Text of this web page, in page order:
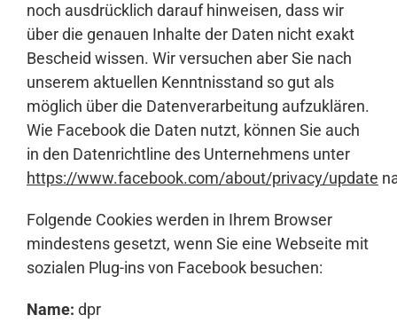
noch ausdrücklich darauf hinweisen, dass wir
über die genauen Inhalte der Daten nicht exakt
Bescheid wissen. Wir versuchen aber Sie nach
unserem aktuellen Kenntnisstand so gut als
möglich über die Datenverarbeitung aufzuklären.
Wie Facebook die Daten nutzt, können Sie auch
in den Datenrichtline des Unternehmens unter
https://www.facebook.com/about/privacy/update
Folgende Cookies werden in Ihrem Browser
mindestens gesetzt, wenn Sie eine Webseite mit
sozialen Plug-ins von Facebook besuchen:
Name: dpr